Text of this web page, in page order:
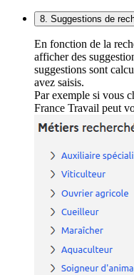
8. Suggestions de
En fonction de la
afficher des
suggestions sont
avez saisis.
Par exemple si vous
France Travail peut